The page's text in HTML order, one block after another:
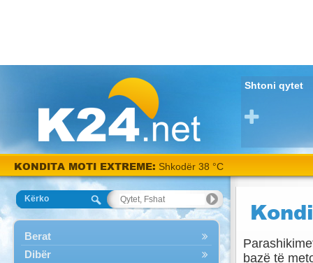
Shtoni qytet
KONDITA MOTI EXTREME: Shkodër 38 °C
Kërko
Berat
Dibër
bazë të